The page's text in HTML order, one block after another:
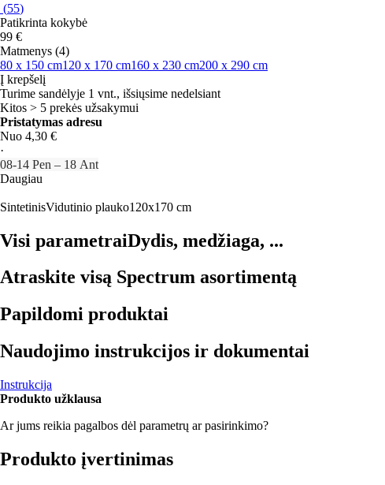
(55)
Patikrinta kokybė
99 €
Matmenys (4)
80 x 150 cm120 x 170 cm160 x 230 cm200 x 290 cm
Į krepšelį
Turime sandėlyje 1 vnt., išsiųsime nedelsiant
Kitos > 5 prekės užsakymui
Pristatymas adresu
Nuo 4,30 €
·
08‑14 Pen – 18 Ant
Daugiau
SintetinisVidutinio plauko120x170 cm
Visi parametraiDydis, medžiaga, ...
Atraskite visą Spectrum asortimentą
Papildomi produktai
Naudojimo instrukcijos ir dokumentai
Instrukcija
Produkto užklausa
Ar jums reikia pagalbos dėl parametrų ar pasirinkimo?
Produkto įvertinimas